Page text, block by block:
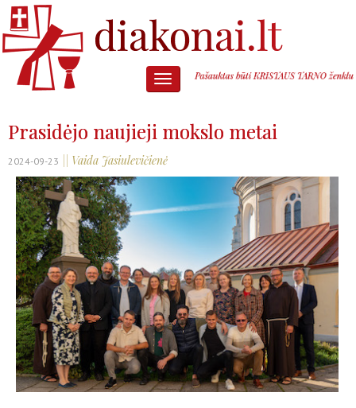
Prasidėjo naujieji mokslo metai
2024-09-23 || Vaida Jasiulevičienė